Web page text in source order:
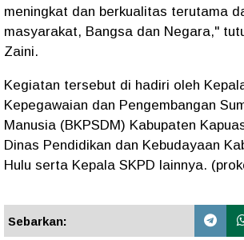
meningkat dan berkualitas terutama
masyarakat, Bangsa dan Negara,"
Zaini.
Kegiatan tersebut di hadiri oleh
Kepegawaian dan Pengembangan
Manusia (BKPSDM) Kabupaten
Dinas Pendidikan dan Kebudayaan
Hulu serta Kepala SKPD lainnya.
Sebarkan: